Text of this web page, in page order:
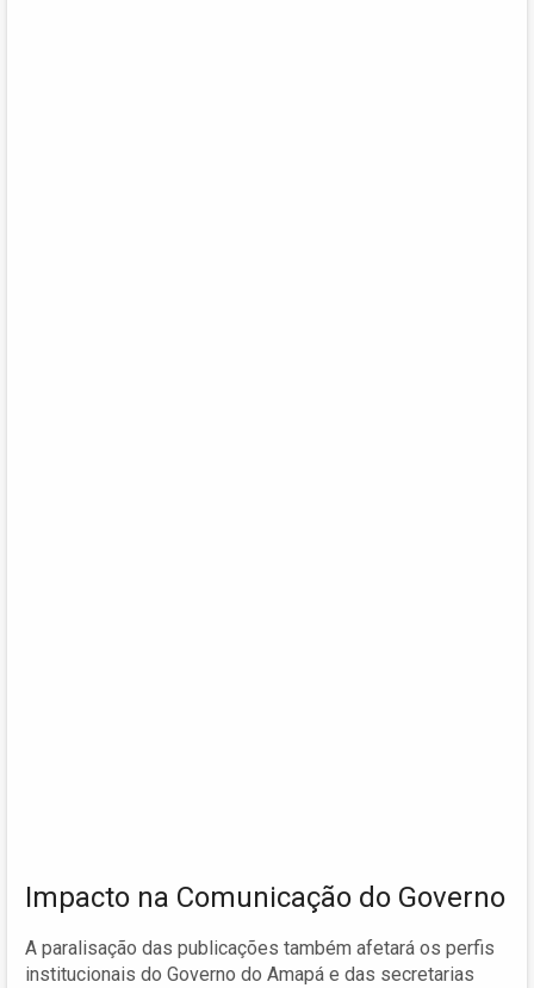
Impacto na Comunicação do Governo
A paralisação das publicações também afetará os perfis
institucionais do Governo do Amapá e das secretarias